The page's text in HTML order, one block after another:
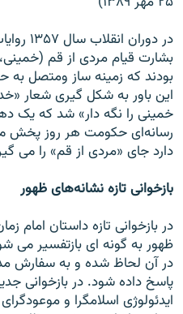
در
بشارت قيام مردی از قم
بودند که زمينه ساز ومتصل
اين باور به شکل گيری شعار
خمينی را نگه دار» شد که يک
رسانه‌ای حکومت هر روز پخش
دارد جای «مردی از قم» را می
بازخوانی تازه‌ نشانه‌های ظهور
در بازخوانی تازه داستان امام
ظهور به گونه ای بازتفسير می
در آن لحاظ شده و به سفارش
پاسخ داده شود. در بازخوانی
ايدئولوژی اسلامگرا و